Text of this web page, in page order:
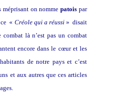
méprisant on nommepatois par
, ce « Créole qui a réussi» disait
là n’est pas un combat
encore dans le cœur et les
de notre pays et c’est
et aux autres que ces articles